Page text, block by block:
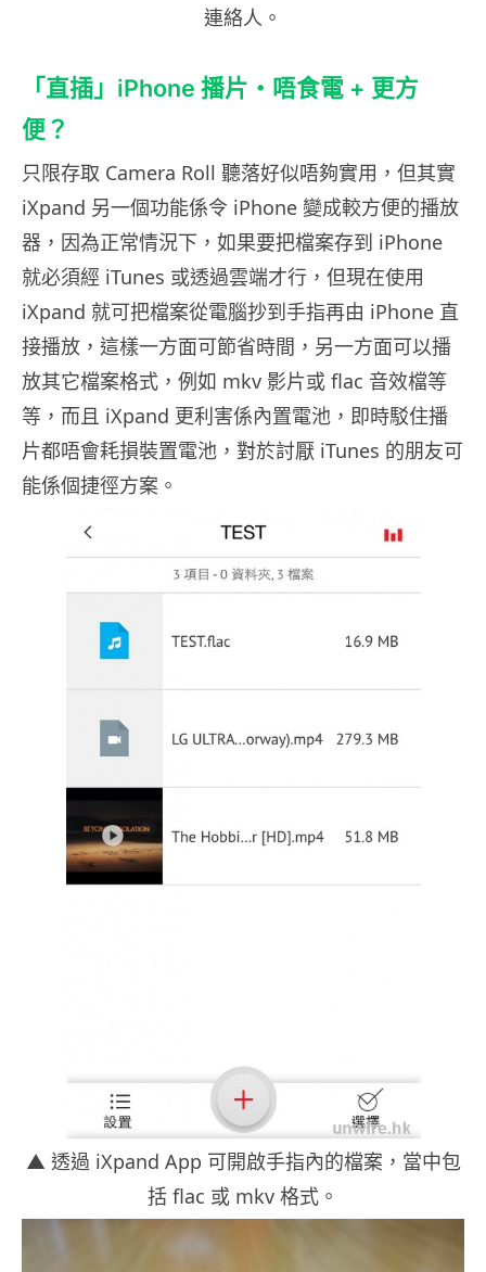
連絡人。
「直插」iPhone 播片・唔食電 + 更方
便？
只限存取 Camera Roll 聽落好似唔夠實用，但其實
iXpand 另一個功能係令 iPhone 變成較方便的播放
器，因為正常情況下，如果要把檔案存到 iPhone
就必須經 iTunes 或透過雲端才行，但現在使用
iXpand 就可把檔案從電腦抄到手指再由 iPhone 直
接播放，這樣一方面可節省時間，另一方面可以播
放其它檔案格式，例如 mkv 影片或 flac 音效檔等
等，而且 iXpand 更利害係內置電池，即時駁住播
片都唔會耗損裝置電池，對於討厭 iTunes 的朋友可
能係個捷徑方案。
▲ 透過 iXpand App 可開啟手指內的檔案，當中包
括 flac 或 mkv 格式。